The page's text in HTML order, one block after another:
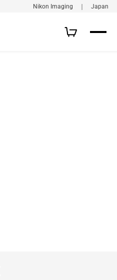
Nikon Imaging ｜ Japan